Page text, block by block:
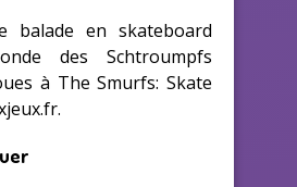
balade en skateboard
des Schtroumpfs
à The Smurfs: Skate